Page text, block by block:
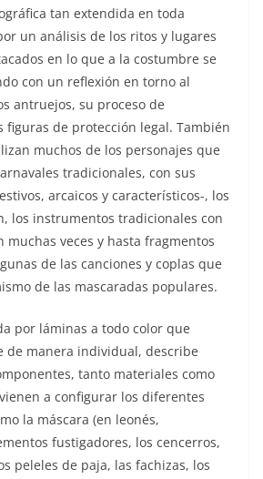
tan extendida en toda
un análisis de los ritos y lugares
en lo que a la costumbre se
con un reflexión en torno al
antruejos, su proceso de
figuras de protección legal. También
muchos de los personajes que
tradicionales, con sus
arcaicos y característicos-, los
los instrumentos tradicionales con
muchas veces y hasta fragmentos
de las canciones y coplas que
de las mascaradas populares.
por láminas a todo color que
de manera individual, describe
tanto materiales como
a configurar los diferentes
la máscara (en leonés,
fustigadores, los cencerros,
peleles de paja, las fachizas, los